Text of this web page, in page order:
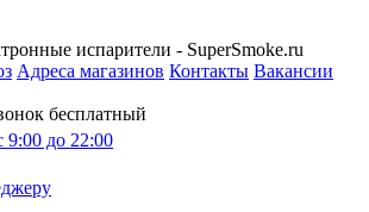
испарители - SuperSmoke.ru
Адреса магазинов Контакты Вакансии
бесплатный
9:00 до 22:00